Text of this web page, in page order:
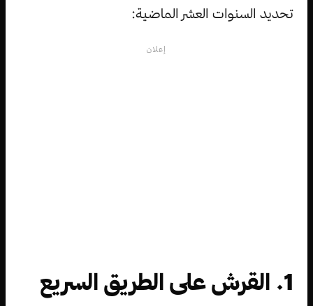
تحديد السنوات العشر الماضية:
إعلان
1. القرش على الطريق السريع